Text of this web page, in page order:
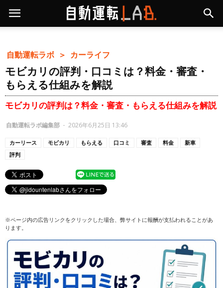
自動運転ラボ ＞ カーライフ
モビカリの評判・口コミは？料金・審査・
もらえる仕組みを解説
モビカリの評判は？料金・審査・もらえる仕組みを解説
自動運転ラボ編集部 - 2026年6月25日 13:46
カーリース モビカリ もらえる 口コミ 審査 料金
新車
評判
※ページ内の広告リンクをクリックした場合、弊サイトに報酬が支払われることがあ
ります。